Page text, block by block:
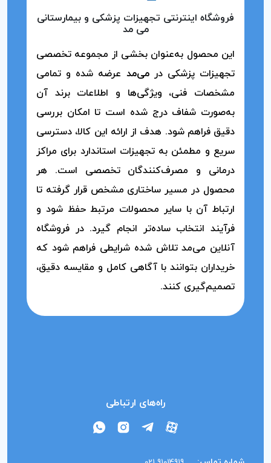
فروشگاه اینترنتی تجهیزات پزشکی و بیمارستانی
می مد
این محصول به‌عنوان بخشی از مجموعه تخصصی
تجهیزات پزشکی درمی‌مد عرضه شده و تمامی
مشخصات فنی، ویژگی‌ها و اطلاعات برند آن
به‌صورت شفاف درج شده است تا امکان بررسی
دقیق فراهم شود. هدف از ارائه این کالا، دسترسی
سریع و مطمئن به تجهیزات استاندارد برای مراکز
درمانی و مصرف‌کنندگان تخصصی است. هر
محصول در مسیر ساختاری مشخص قرار گرفته تا
ارتباط آن با سایر محصولات مرتبط حفظ شود و
فرآیند انتخاب ساده‌تر انجام گیرد. در فروشگاه
آنلاین می‌مد تلاش شده شرایطی فراهم شود که
خریداران بتوانند با آگاهی کامل و مقایسه دقیق،
تصمیم‌گیری کنند.
راه‌های ارتباطی